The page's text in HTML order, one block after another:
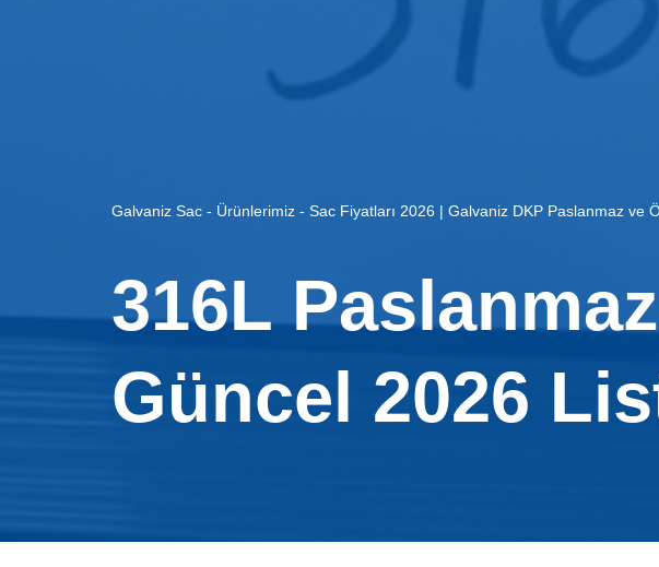
Galvaniz Sac - Ürünlerimiz - Sac Fiyatları 2026 | Galvaniz DKP Paslanmaz ve
316L
Güncel 2026